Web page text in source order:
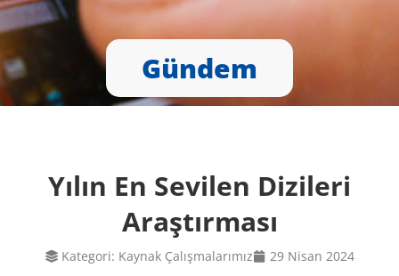
Gündem
Yılın En Sevilen Dizileri
Araştırması
Kategori: Kaynak Çalışmalarımız 29 Nisan 2024